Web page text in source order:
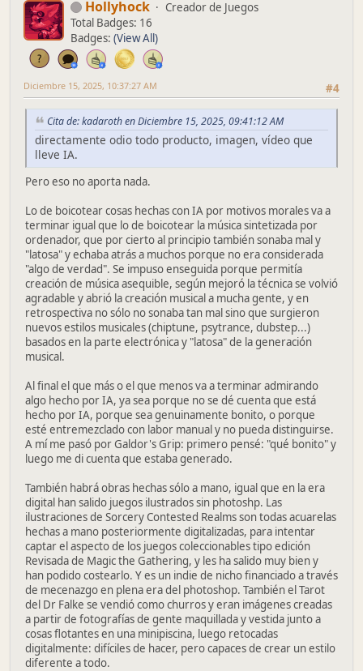
Hollyhock
Creador de Juegos
Total Badges: 16
Badges: (View All)
#4
Diciembre 15, 2025, 10:37:27 AM
Cita de: kadaroth en Diciembre 15, 2025, 09:41:12 AM
directamente odio todo producto, imagen, vídeo que
lleve IA.
Pero eso no aporta nada.
Lo de boicotear cosas hechas con IA por motivos morales va a
terminar igual que lo de boicotear la música sintetizada por
ordenador, que por cierto al principio también sonaba mal y
"latosa" y echaba atrás a muchos porque no era considerada
"algo de verdad". Se impuso enseguida porque permitía
creación de música asequible, según mejoró la técnica se volvió
agradable y abrió la creación musical a mucha gente, y en
retrospectiva no sólo no sonaba tan mal sino que surgieron
nuevos estilos musicales (chiptune, psytrance, dubstep...)
basados en la parte electrónica y "latosa" de la generación
musical.
Al final el que más o el que menos va a terminar admirando
algo hecho por IA, ya sea porque no se dé cuenta que está
hecho por IA, porque sea genuinamente bonito, o porque
esté entremezclado con labor manual y no pueda distinguirse.
A mí me pasó por Galdor's Grip: primero pensé: "qué bonito" y
luego me di cuenta que estaba generado.
También habrá obras hechas sólo a mano, igual que en la era
digital han salido juegos ilustrados sin photoshp. Las
ilustraciones de Sorcery Contested Realms son todas acuarelas
hechas a mano posteriormente digitalizadas, para intentar
captar el aspecto de los juegos coleccionables tipo edición
Revisada de Magic the Gathering, y les ha salido muy bien y
han podido costearlo. Y es un indie de nicho financiado a través
de mecenazgo en plena era del photoshop. También el Tarot
del Dr Falke se vendió como churros y eran imágenes creadas
a partir de fotografías de gente maquillada y vestida junto a
cosas flotantes en una minipiscina, luego retocadas
digitalmente: difíciles de hacer, pero capaces de crear un estilo
diferente a todo.